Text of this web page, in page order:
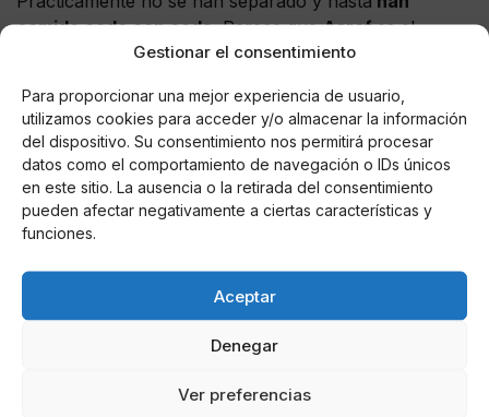
Gestionar el consentimiento
Para proporcionar una mejor experiencia de usuario,
utilizamos cookies para acceder y/o almacenar la información
del dispositivo. Su consentimiento nos permitirá procesar
datos como el comportamiento de navegación o IDs únicos
en este sitio. La ausencia o la retirada del consentimiento
pueden afectar negativamente a ciertas características y
funciones.
Aceptar
Denegar
Ver preferencias
comido codo con codo. Parece queAsrafes el
prototipo físico de chico que atrae a Isa, si encima
‘carpetas’ enGH VIPseguramente estén de suerte.
AUTOR
Noticias relacionadas
Online Casino
Mejores Cripto Casinos Online en